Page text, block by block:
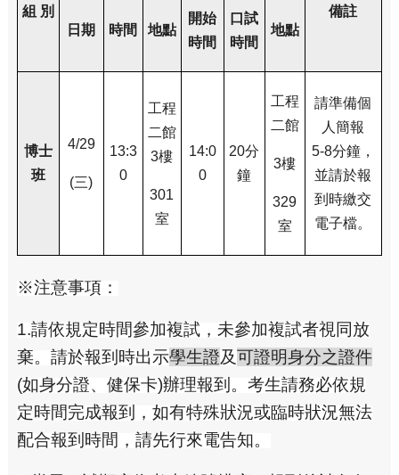
組 別
日期 時間 地點
開始
時間
口試
時間
地點
備註
博士
班
4/29
(三)
13:3
0
工程
二館
3樓
301
室
14:0
0
20分
鐘
工程
二館
3樓
329
室
請準備個
人簡報
5-8分鐘，
並請於報
到時繳交
電子檔。
※注意事項：
1.請依規定時間參加複試，未參加複試者視同放
棄。請於報到時出示學生證及可證明身分之證件
(如身分證、健保卡)辦理報到。考生請務必依規
定時間完成報到，如有特殊狀況或臨時狀況無法
配合報到時間，請先行來電告知。